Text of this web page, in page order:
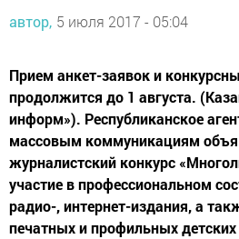
автор, 5 июля 2017 - 05:04
Прием анкет-заявок и
продолжится до 1 августа.
информ»). Республиканское
массовым коммуникациям
журналистский конкурс
участие в профессиональном
радио-, интернет-издания, а
печатных и профильных